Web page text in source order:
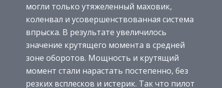
могли только утяжеленный маховик,
коленвал и усовершенствованная система
впрыска. В результате увеличилось
значение крутящего момента в средней
зоне оборотов. Мощность и крутящий
момент стали нарастать постепенно, без
резких всплесков и истерик. Так что пилот